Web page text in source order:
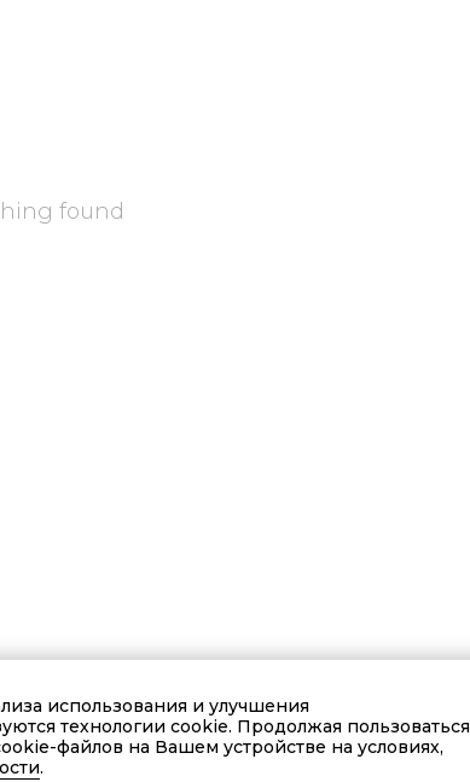
found
использования и улучшения
технологии cookie. Продолжая пользоваться
файлов на Вашем устройстве на условиях,
.